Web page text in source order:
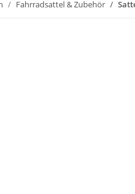
Fahrradsattel & Zubehör